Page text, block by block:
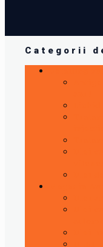
Categorii